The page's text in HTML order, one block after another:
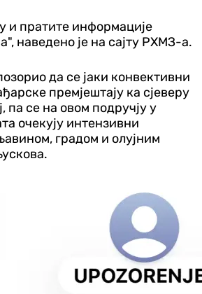
и пратите информације
наведено је на сајту РХМЗ-а.
да се јаки конвективни
премјештају ка сјеверу
па се на овом подручју у
очекују интензивни
градом и олујним